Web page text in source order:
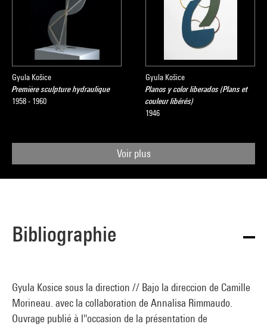
Gyula Košice
Première sculpture hydraulique
1958 - 1960
Gyula Košice
Planos y color liberados (Plans et
couleur libérés)
1946
Voir plus
Bibliographie
Gyula Kosice sous la direction // Bajo la direccion de Camille
Morineau. avec la collaboration de Annalisa Rimmaudo.
Ouvrage publié à l''occasion de la présentation de